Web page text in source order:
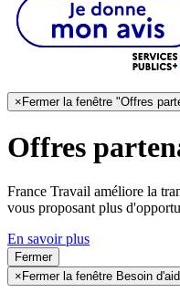
×Fermer la fenêtre "Offres
Offres
France Travail améliore la
vous proposant plus
En savoir plus
Fermer
× Fermer la fenêtre Besoin